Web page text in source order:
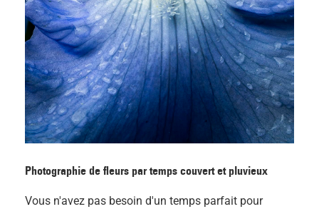
Photographie de fleurs par temps couvert et pluvieux
Vous n'avez pas besoin d'un temps parfait pour